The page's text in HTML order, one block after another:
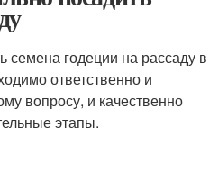
семена годеции на рассаду в
ответственно и
вопросу, и качественно
этапы.